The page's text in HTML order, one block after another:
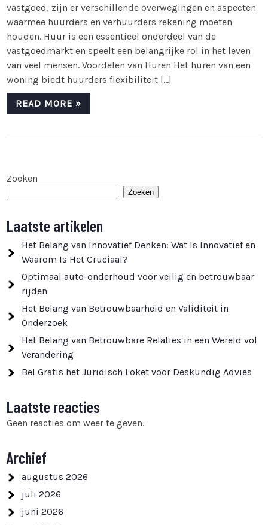
vastgoed, zijn er verschillende overwegingen en aspecten
waarmee huurders en verhuurders rekening moeten
houden. Huur is een essentieel onderdeel van de
vastgoedmarkt en speelt een belangrijke rol in het leven
van veel mensen. Voordelen van Huren Het huren van een
woning biedt huurders flexibiliteit […]
READ MORE »
Zoeken
Zoeken
Laatste artikelen
Het Belang van Innovatief Denken: Wat Is Innovatief en
Waarom Is Het Cruciaal?
Optimaal auto-onderhoud voor veilig en betrouwbaar
rijden
Het Belang van Betrouwbaarheid en Validiteit in
Onderzoek
Het Belang van Betrouwbare Relaties in een Wereld vol
Verandering
Bel Gratis het Juridisch Loket voor Deskundig Advies
Laatste reacties
Geen reacties om weer te geven.
Archief
augustus 2026
juli 2026
juni 2026